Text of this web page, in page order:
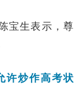
宝生表示，尊
许炒作高考状